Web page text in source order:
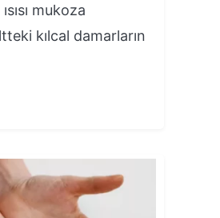
mukoza
kılcal damarların